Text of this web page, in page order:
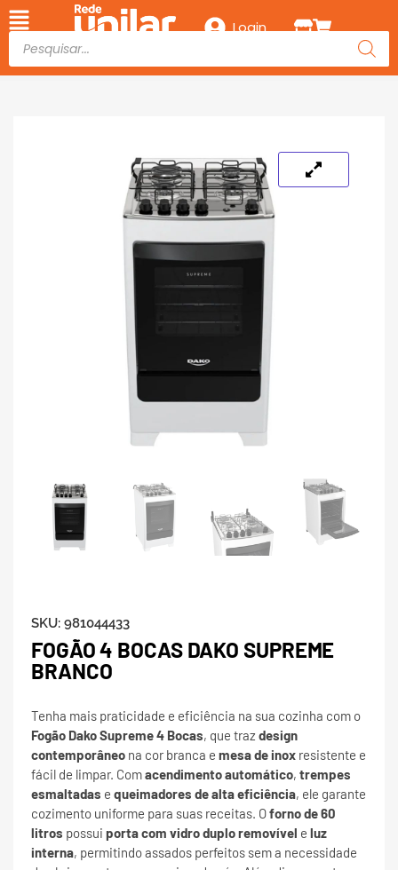
Login
SKU: 981044433
FOGÃO 4 BOCAS DAKO SUPREME
BRANCO
Tenha mais praticidade e eficiência na sua cozinha com o
Fogão Dako Supreme 4 Bocas, que trazdesign
contemporâneo na cor branca e mesa de inox resistente e
fácil de limpar. Comacendimento automático, trempes
esmaltadas e queimadores de alta eficiência, ele garante
cozimento uniforme para suas receitas. Oforno de 60
litros possui porta com vidro duplo removível e luz
interna, permitindo assados perfeitos sem a necessidade